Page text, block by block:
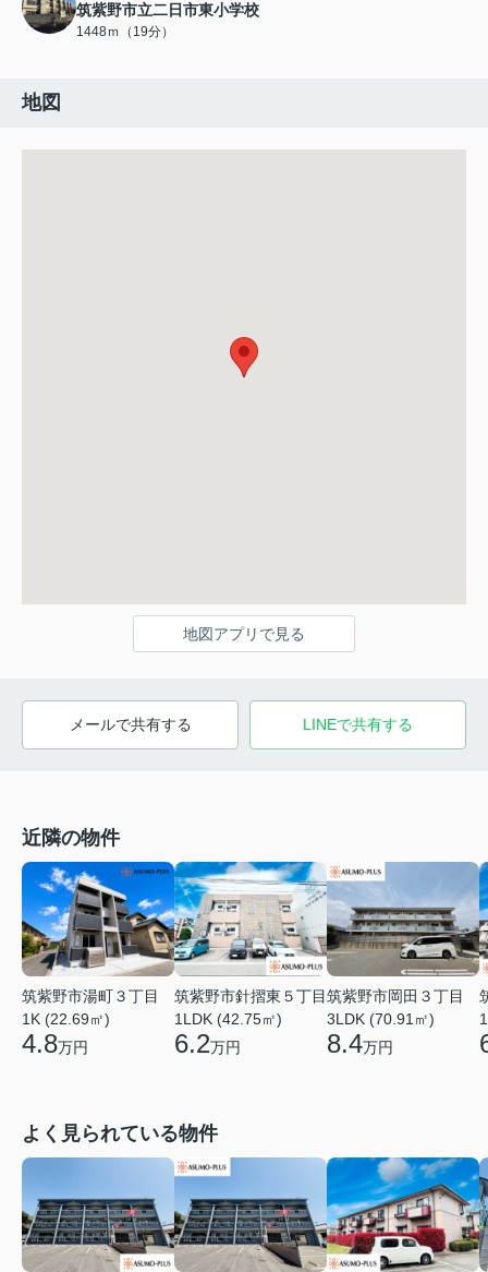
筑紫野市立二日市東小学校
1448ｍ（19分）
地図
地図アプリで見る
メールで共有する LINEで共有する
近隣の物件
筑紫野市湯町３丁目
1K (22.69㎡)
4.8万円
筑紫野市針摺東５丁目
1LDK (42.75㎡)
6.2万円
筑紫野市岡田３丁目
3LDK (70.91㎡)
8.4万円
よく見られている物件